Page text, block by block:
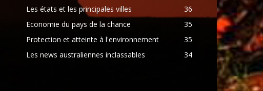
Les états et les principales villes
36
Economie du pays de la chance
35
Protection et atteinte à l'environnement
35
Les news australiennes inclassables
34